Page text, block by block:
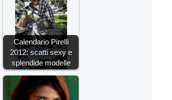
Calendario Pirelli
2012: scatti sexy e
splendide modelle